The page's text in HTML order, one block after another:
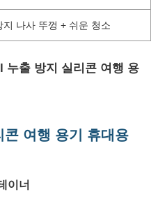
지 나사 뚜껑 + 쉬운 청소
누출 방지 실리콘 여행 용
여행 용기 휴대용
이너